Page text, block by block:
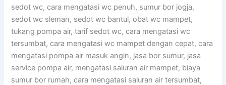
sedot wc, cara mengatasi wc penuh, sumur bor jogja,
sedot wc sleman, sedot wc bantul, obat wc mampet,
tukang pompa air, tarif sedot wc, cara mengatasi wc
tersumbat, cara mengatasi wc mampet dengan cepat, cara
mengatasi pompa air masuk angin, jasa bor sumur, jasa
service pompa air, mengatasi saluran air mampet, biaya
sumur bor rumah, cara mengatasi saluran air tersumbat,